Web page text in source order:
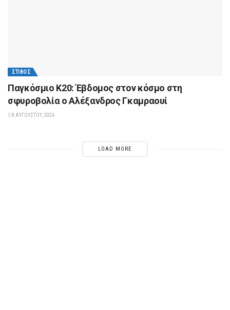
ΣΤΊΒΟΣ
Παγκόσμιο Κ20: Έβδομος στον κόσμο στη
σφυροβολία ο Αλέξανδρος Γκαμραουί
8 ΑΥΓΟΎΣΤΟΥ, 2026
LOAD MORE